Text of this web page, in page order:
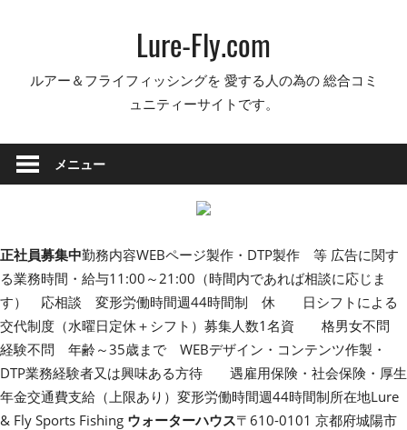
Lure-Fly.com
ルアー＆フライフィッシングを 愛する人の為の 総合コミ
ュニティーサイトです。
メニュー
正社員募集中勤務内容WEBページ製作・DTP製作 等 広告に関す
る業務時間・給与11:00～21:00（時間内であれば相談に応じま
す） 応相談 変形労働時間週44時間制 休 日シフトによる
交代制度（水曜日定休＋シフト）募集人数1名資 格男女不問
経験不問 年齢～35歳まで WEBデザイン・コンテンツ作製・
DTP業務経験者又は興味ある方待 遇雇用保険・社会保険・厚生
年金交通費支給（上限あり）変形労働時間週44時間制所在地Lure
& Fly Sports Fishing ウォーターハウス〒610-0101 京都府城陽市